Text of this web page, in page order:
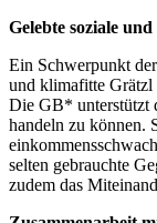
Gelebte soziale
Ein Schwerpunkt
und klimafitte Grätzl
Die GB* unterstützt
handeln zu können.
selten gebrauchte
zudem das